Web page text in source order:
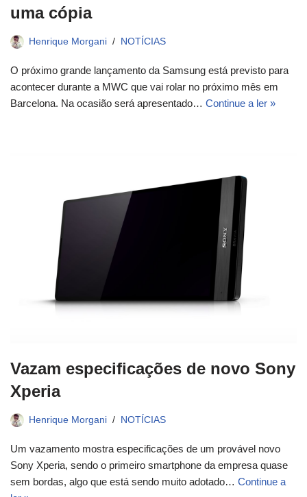
uma cópia
Henrique Morgani NOTÍCIAS
O próximo grande lançamento da Samsung está previsto para
acontecer durante a MWC que vai rolar no próximo mês em
Barcelona. Na ocasião será apresentado… Continue a ler »
Vazam especificações de novo Sony
Xperia
Henrique Morgani NOTÍCIAS
Um vazamento mostra especificações de um provável novo
Sony Xperia, sendo o primeiro smartphone da empresa quase
sem bordas, algo que está sendo muito adotado… Continue a